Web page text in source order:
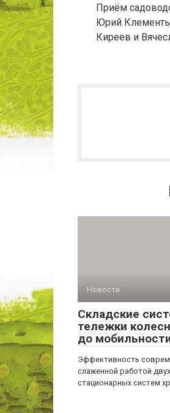
Приём
Юрий
Киреев и
Новости
Складские
тележки
до
Эффективность
слаженной работой
стационарных систем